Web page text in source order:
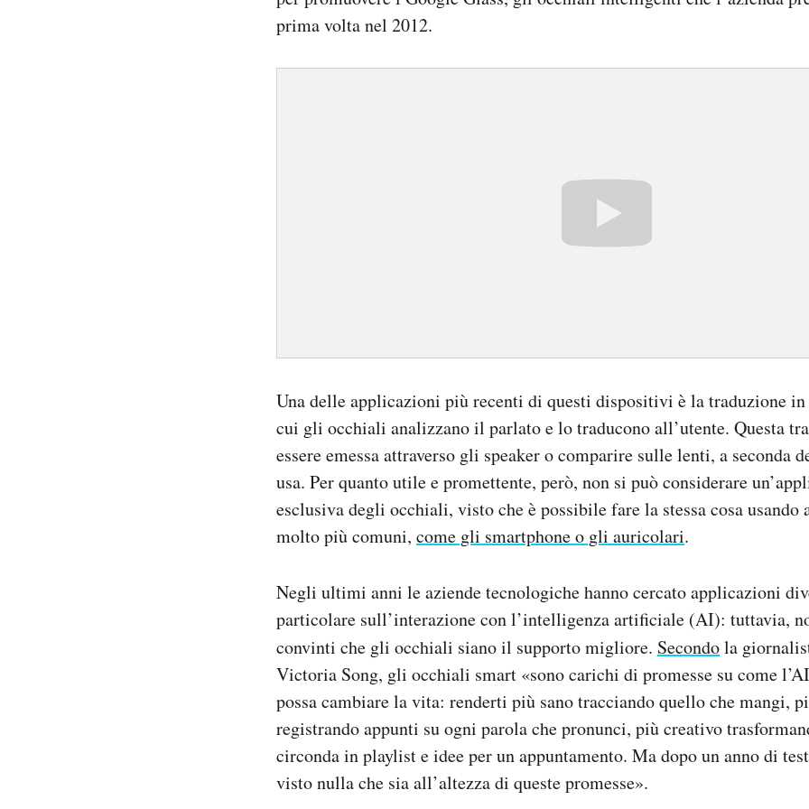
prima volta nel 2012.
Una delle applicazioni più recenti di questi dispositivi è la traduzione in
cui gli occhiali analizzano il parlato e lo traducono all’utente. Questa
essere emessa attraverso gli speaker o comparire sulle lenti, a seconda
usa. Per quanto utile e promettente, però, non si può considerare
esclusiva degli occhiali, visto che è possibile fare la stessa cosa
molto più comuni, come gli smartphone o gli auricolari.
Negli ultimi anni le aziende tecnologiche hanno cercato applicazioni
particolare sull’interazione con l’intelligenza artificiale (AI): tuttavia,
convinti che gli occhiali siano il supporto migliore. Secondola
Victoria Song, gli occhiali smart «sono carichi di promesse su come
possa cambiare la vita: renderti più sano tracciando quello che mangi,
registrando appunti su ogni parola che pronunci, più creativo
circonda in playlist e idee per un appuntamento. Ma dopo un anno di
visto nulla che sia all’altezza di queste promesse».